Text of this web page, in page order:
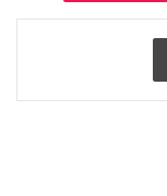
چاپ